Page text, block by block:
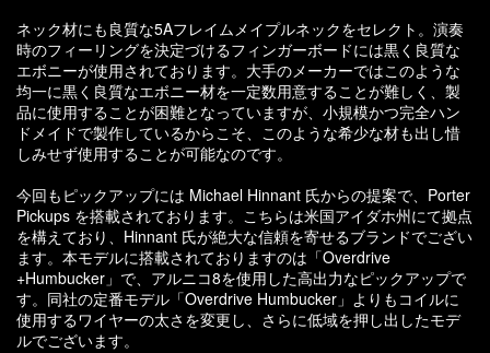
ネック材にも良質な5Aフレイムメイプルネックをセレクト。演奏
時のフィーリングを決定づけるフィンガーボードには黒く良質な
エボニーが使用されております。大手のメーカーではこのような
均一に黒く良質なエボニー材を一定数用意することが難しく、製
品に使用することが困難となっていますが、小規模かつ完全ハン
ドメイドで製作しているからこそ、このような希少な材も出し惜
しみせず使用することが可能なのです。
今回もピックアップには Michael Hinnant 氏からの提案で、Porter
Pickups を搭載されております。こちらは米国アイダホ州にて拠点
を構えており、Hinnant 氏が絶大な信頼を寄せるブランドでござい
ます。本モデルに搭載されておりますのは「Overdrive
+Humbucker」で、アルニコ8を使用した高出力なピックアップで
す。同社の定番モデル「Overdrive Humbucker」よりもコイルに
使用するワイヤーの太さを変更し、さらに低域を押し出したモデ
ルでございます。